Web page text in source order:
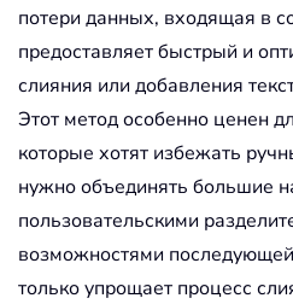
потери данных, входящая в
предоставляет быстрый и
слияния или добавления
Этот метод особенно ценен
которые хотят избежать
нужно объединять большие
пользовательскими
возможностями
только упрощает процесс